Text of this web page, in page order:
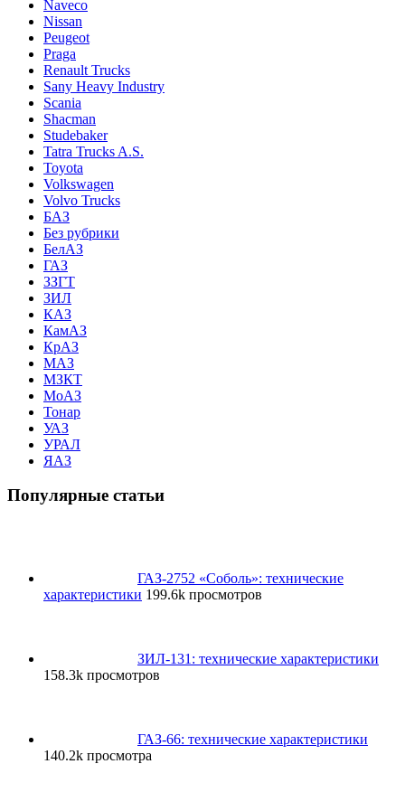
Naveco
Nissan
Peugeot
Praga
Renault Trucks
Sany Heavy Industry
Scania
Shacman
Studebaker
Tatra Trucks A.S.
Toyota
Volkswagen
Volvo Trucks
БАЗ
Без рубрики
БелАЗ
ГАЗ
ЗЗГТ
ЗИЛ
КАЗ
КамАЗ
КрАЗ
МАЗ
МЗКТ
МоАЗ
Тонар
УАЗ
УРАЛ
ЯАЗ
Популярные статьи
ГАЗ-2752 «Соболь»: технические
характеристики 199.6k просмотров
ЗИЛ-131: технические характеристики
158.3k просмотров
ГАЗ-66: технические характеристики
140.2k просмотра